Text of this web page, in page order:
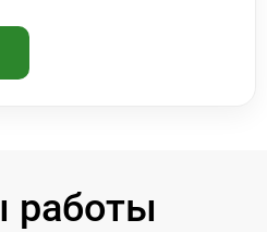
работы